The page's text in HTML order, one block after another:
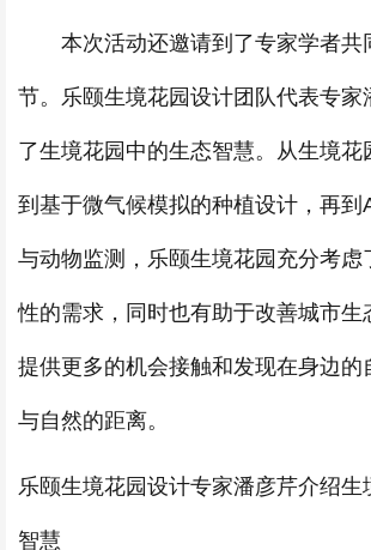
本次活动还邀请到了专家学者共
节。乐颐生境花园设计团队代表专家
了生境花园中的生态智慧。从生境花
到基于微气候模拟的种植设计，再到
与动物监测，乐颐生境花园充分考虑
性的需求，同时也有助于改善城市生
提供更多的机会接触和发现在身边的
与自然的距离。
乐颐生境花园设计专家潘彦芹介绍生
智慧